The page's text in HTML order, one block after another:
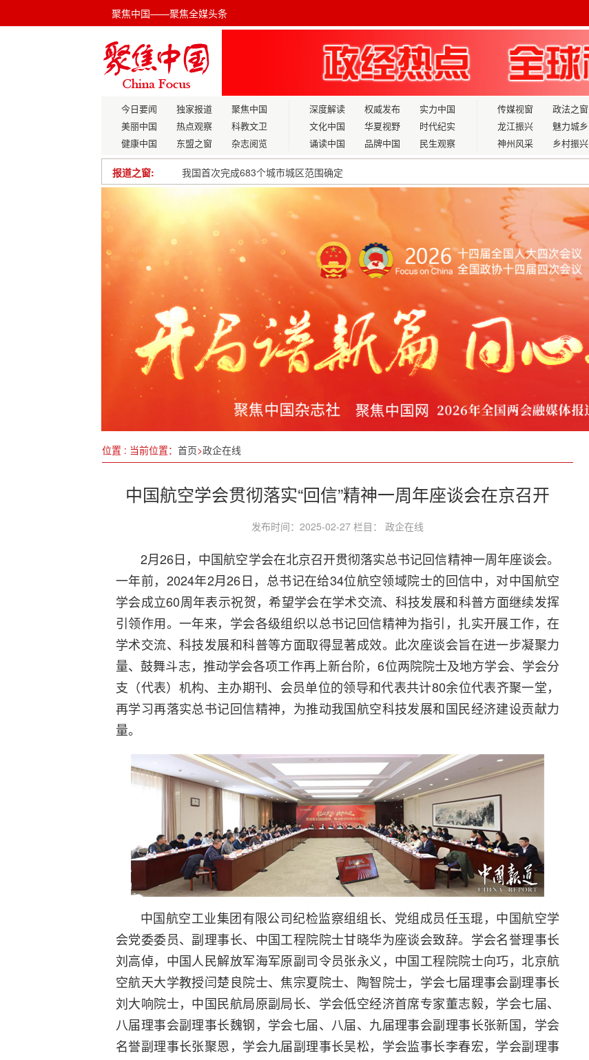
聚焦中国——聚焦全媒头条
今日要闻 独家报道
聚焦中国
美丽中国
热点观察
科教文卫
健康中国
东盟之窗 杂志阅览
深度解读 权威发布
实力中国
文化中国
华夏视野
时代纪实
诵读中国
品牌中国 民生观察
传媒视窗 政法之窗
龙江振兴
魅力城乡
神州风采
乡村振兴
报道之窗:
我国首次完成683个城市城区范围确定
国家乡村振兴局与中国农业大学举行工作会商
守护生命之源，践行节水行动
前两月规模以上工业增加值同比增长5.9%
“一带一路”倡议10周年之际 中吉共建吉尔吉斯国家化肥厂项目加速推进
【揭秘】心血管疾病：你真的了解它吗？
吹响备春耕号角 奠基二十二连丰
向立体要空间，以集成谋未来：李依富与“十五五”农业现代化新图景
湖南耒阳高新区扩区方案获批
2024硬科技创新大会暨中国机器人大赛开幕
位置 : 当前位置： 首页>政企在线
中国航空学会贯彻落实“回信”精神一周年座谈会在京召开
发布时间：2025-02-27 栏目： 政企在线
2月26日，中国航空学会在北京召开贯彻落实总书记回信精神一周年座谈会。
一年前，2024年2月26日，总书记在给34位航空领域院士的回信中，对中国航空
学会成立60周年表示祝贺，希望学会在学术交流、科技发展和科普方面继续发挥
引领作用。一年来，学会各级组织以总书记回信精神为指引，扎实开展工作，在
学术交流、科技发展和科普等方面取得显著成效。此次座谈会旨在进一步凝聚力
量、鼓舞斗志，推动学会各项工作再上新台阶，6位两院院士及地方学会、学会分
支（代表）机构、主办期刊、会员单位的领导和代表共计80余位代表齐聚一堂，
再学习再落实总书记回信精神，为推动我国航空科技发展和国民经济建设贡献力
量。
中国航空工业集团有限公司纪检监察组组长、党组成员任玉琨，中国航空学
会党委委员、副理事长、中国工程院院士甘晓华为座谈会致辞。学会名誉理事长
刘高倬，中国人民解放军海军原副司令员张永义，中国工程院院士向巧，北京航
空航天大学教授闫楚良院士、焦宗夏院士、陶智院士，学会七届理事会副理事长
刘大响院士，中国民航局原副局长、学会低空经济首席专家董志毅，学会七届、
八届理事会副理事长魏钢，学会七届、八届、九届理事会副理事长张新国，学会
名誉副理事长张聚恩，学会九届副理事长吴松，学会监事长李春宏，学会副理事